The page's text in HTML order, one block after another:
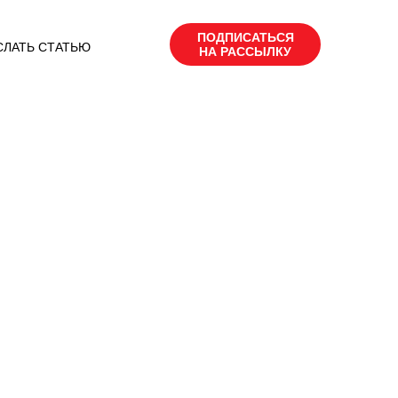
СТАТЬЮ
ПОДПИСАТЬСЯ
НА РАССЫЛКУ